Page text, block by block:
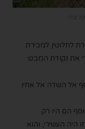
לחלוטין למכירת
את נקודת המבט:
אל השדה אל אחיו
הם היו רק
העשירי, והוא